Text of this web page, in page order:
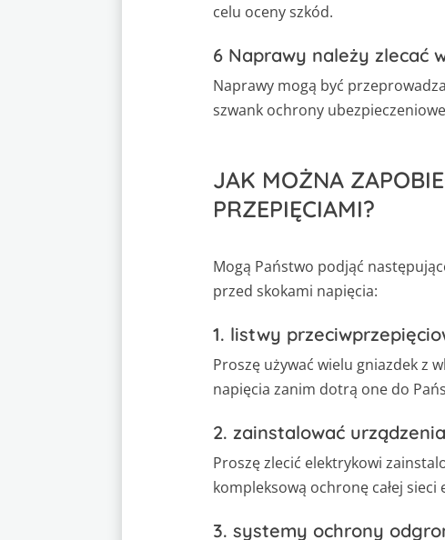
celu oceny szkód.
6 Naprawy należy zlecać
Naprawy mogą być
szwank ochrony
JAK MOŻNA
PRZEPIĘCIAMI?
Mogą Państwo podjąć
przed skokami napięcia:
1. listwy
Proszę używać wielu gniazdek z
napięcia zanim dotrą one do
2. zainstalować
Proszę zlecić elektrykowi
kompleksową ochronę całej
3. systemy ochrony